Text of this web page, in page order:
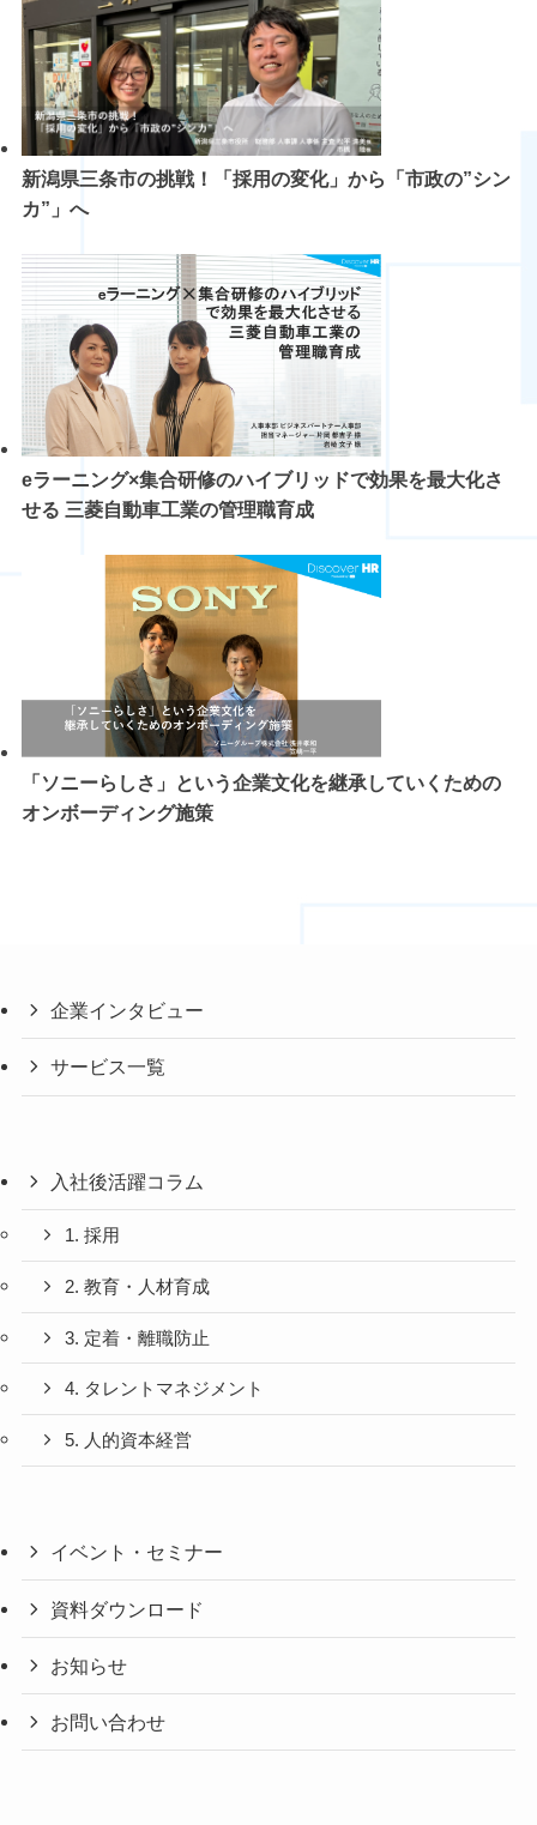
新潟県三条市の挑戦！「採用の変化」から「市政の”シン
カ”」へ
eラーニング×集合研修のハイブリッドで効果を最大化さ
せる 三菱自動車工業の管理職育成
「ソニーらしさ」という企業文化を継承していくための
オンボーディング施策
企業インタビュー
サービス一覧
入社後活躍コラム
1. 採用
2. 教育・人材育成
3. 定着・離職防止
4. タレントマネジメント
5. 人的資本経営
イベント・セミナー
資料ダウンロード
お知らせ
お問い合わせ